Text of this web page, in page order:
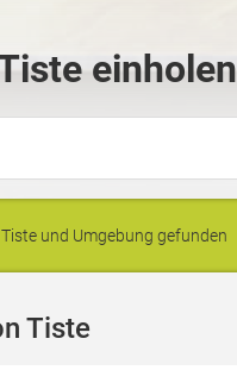
einholen
und Umgebung gefunden
Tiste